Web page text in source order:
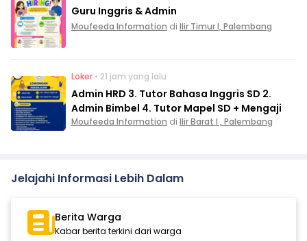
Guru Inggris & Admin
Moufeeda Information di Ilir Timur I, Palembang
Loker • 21 jam yang lalu
Admin HRD 3. Tutor Bahasa Inggris SD 2.
Admin Bimbel 4. Tutor Mapel SD + Mengaji
Moufeeda Information di Ilir Barat I , Palembang
Jelajahi Informasi Lebih Dalam
Berita Warga
Kabar berita terkini dari warga